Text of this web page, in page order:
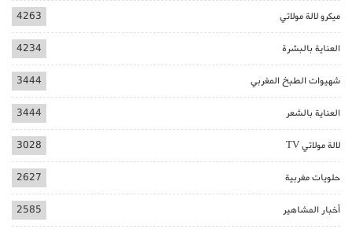
ميكرو لالة مولاتي 4263
العناية بالبشرة 4234
شهيوات الطبخ المغربي 3444
العناية بالشعر 3444
لالة مولاتي TV 3028
حلويات مغربية 2627
أخبار المشاهير 2585